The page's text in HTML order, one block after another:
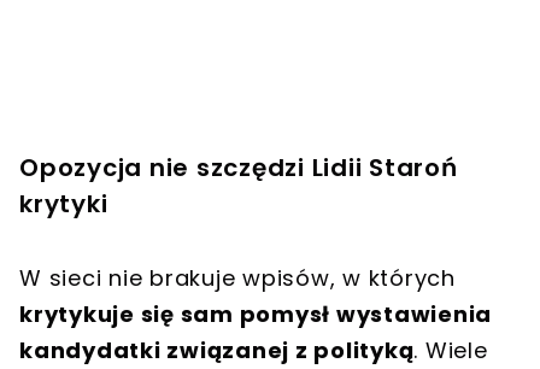
Opozycja nie szczędzi Lidii Staroń
krytyki
W sieci nie brakuje wpisów, w których
krytykuje się sam pomysł wystawienia
kandydatki związanej z polityką. Wiele